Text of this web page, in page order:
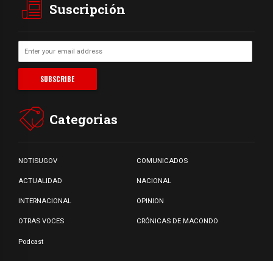
Suscripción
Categorias
NOTISUGOV COMUNICADOS
ACTUALIDAD NACIONAL
INTERNACIONAL OPINION
OTRAS VOCES CRÓNICAS DE MACONDO
Podcast